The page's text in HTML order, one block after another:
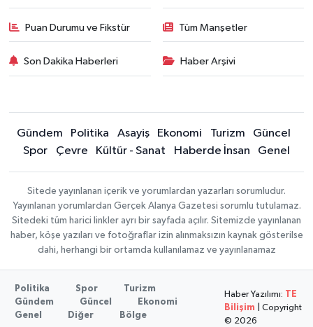
Puan Durumu ve Fikstür Tüm Manşetler
Son Dakika Haberleri Haber Arşivi
Gündem Politika Asayiş Ekonomi Turizm
Güncel
Spor
Çevre Kültür - Sanat Haberde İnsan Genel
Sitede yayınlanan içerik ve yorumlardan yazarları sorumludur.
Yayınlanan yorumlardan Gerçek Alanya Gazetesi sorumlu tutulamaz.
Sitedeki tüm harici linkler ayrı bir sayfada açılır. Sitemizde yayınlanan
haber, köşe yazıları ve fotoğraflar izin alınmaksızın kaynak gösterilse
dahi, herhangi bir ortamda kullanılamaz ve yayınlanamaz
Politika Spor
Turizm
Gündem
Güncel
Ekonomi
Genel
Diğer Bölge
Haber Yazılımı:
TE
Bilişim | Copyright
© 2026